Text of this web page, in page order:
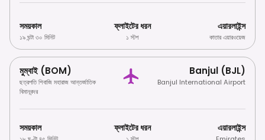
সময়কাল
১৯ ঘন্টা ৩০ মিনিট
ফ্লাইটের ধরন
১ স্টপ
এয়ারলাইন্স
কাতার এয়ারওয়েজ
মুম্বাই (BOM)
ছত্রপতি শিবাজি মহারাজ আন্তর্জাতিক
বিমানবন্দর
Banjul (BJL)
Banjul International Airport
সময়কাল ফ্লাইটের ধরন এয়ারলাইন্স